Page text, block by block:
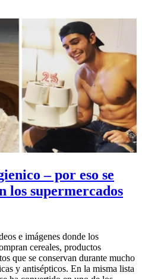
– por eso se
los supermercados
e imágenes donde los
cereales, productos
que se conservan durante mucho
y antisépticos. En la misma lista